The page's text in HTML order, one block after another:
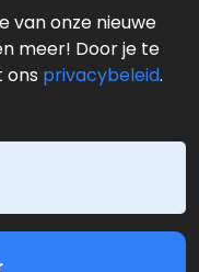
van onze nieuwe
meer! Door je te
ons privacybeleid.